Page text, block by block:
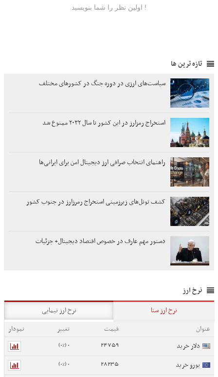
تازه ترین ها
سیاست‌های ارزی در دوره جنگ در کشورهای مختلف
استخراج رمزارز در این کشور تا سال ۲۰۳۲ ممنوع شد
راهنمای انتخاب صرافی ارز دیجیتال امن برای ایرانی‌ها
کشف تونل‌های زیرزمینی استخراج رمرزارز در جنوب کشور
دستور مهم عارف در خصوص اقتصاد دیجیتال+ جزئیات
نرخ ارز
نرخ ارز سنا
نرخ ارز نیمایی
عنوان
قیمت تغییر
نمودار
دلار خرید
24759
0 (0%)
یورو خرید 28235
0 (0%)